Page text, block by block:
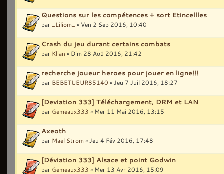
Questions sur les compétences + sort Etincellles
par _Liliom_ » Ven 2 Sep 2016, 10:40
Crash du jeu durant certains combats
par Klian » Dim 28 Aoû 2016, 21:42
recherche joueur heroes pour jouer en ligne!!!
par BEBETUEUR85140 » Jeu 7 Juil 2016, 18:27
[Deviation 333] Téléchargement, DRM et LAN
par Gemeaux333 » Mer 11 Mai 2016, 13:15
Axeoth
par Mael Strom » Jeu 4 Fév 2016, 17:48
[Déviation 333] Alsace et point Godwin
par Gemeaux333 » Mer 13 Avr 2016, 15:09